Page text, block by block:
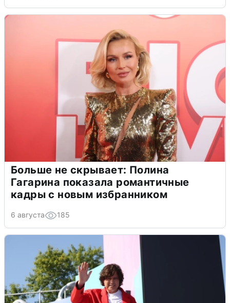
Больше не скрывает: Полина
Гагарина показала романтичные
кадры с новым избранником
6 августа 185